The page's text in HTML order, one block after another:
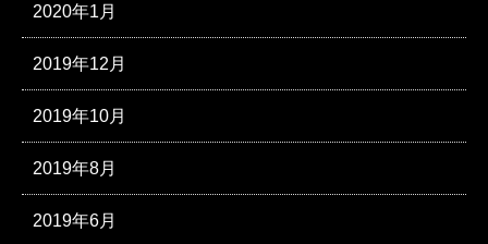
2020年1月
2019年12月
2019年10月
2019年8月
2019年6月